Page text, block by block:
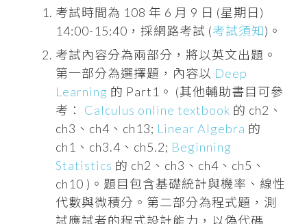
考試時間為 108 年 6 月 9 日 (星期日)
14:00-15:40，採網路考試 (考試須知)。
考試內容分為兩部分，將以英文出題。
第一部分為選擇題，內容以 Deep
Learning 的 Part1。 (其他輔助書目可參
考： Calculus online textbook 的 ch2、
ch3、ch4、ch13; Linear Algebra 的
ch1、ch3.4、ch5.2; Beginning
Statistics 的 ch2、ch3、ch4、ch5、
ch10 )。題目包含基礎統計與機率、線性
代數與微積分。第二部分為程式題，測
試應試者的程式設計能力，以偽代碼